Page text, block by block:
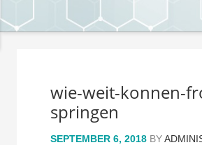
wie-weit-konnen-
springen
SEPTEMBER 6, 2018 BY